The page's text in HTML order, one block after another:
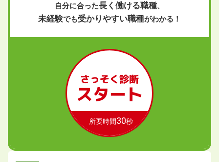
自分に合った長く働ける職種、
未経験でも受かりやすい職種がわかる！
さっそく診断
スタート
所要時間30秒